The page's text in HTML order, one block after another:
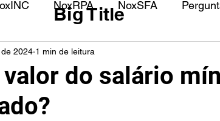
NoxRPA NoxSFA
valor do salário
2024 1 min de leitura
Big Title